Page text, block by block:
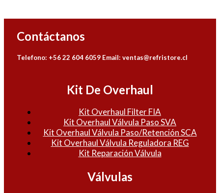
Contáctanos
Telefono: +56 22 604 6059 Email: ventas@refristore.cl
Kit De Overhaul
Kit Overhaul Filter FIA
Kit Overhaul Válvula Paso SVA
Kit Overhaul Válvula Paso/Retención SCA
Kit Overhaul Válvula Reguladora REG
Kit Reparación Válvula
Válvulas